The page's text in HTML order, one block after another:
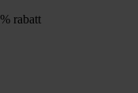
rabatt